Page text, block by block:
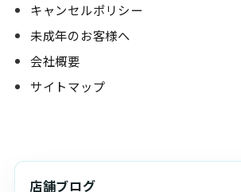
キャンセルポリシー
未成年のお客様へ
会社概要
サイトマップ
店舗ブログ